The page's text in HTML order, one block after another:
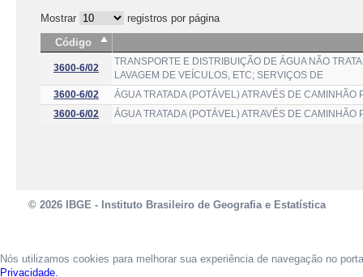
Mostrar
registros por página
Código
3600-6/02
TRANSPORTE E DISTRIBUIÇÃO DE ÁGUA NÃO
LAVAGEM DE VEÍCULOS, ETC; SERVIÇOS DE
3600-6/02
ÁGUA TRATADA (POTÁVEL) ATRAVÉS DE CAMINHÃO
3600-6/02
ÁGUA TRATADA (POTÁVEL) ATRAVÉS DE CAMINHÃO
© 2026 IBGE - Instituto Brasileiro de Geografia e Estatística
Nós utilizamos cookies para melhorar sua experiência de navegação no
Privacidade.